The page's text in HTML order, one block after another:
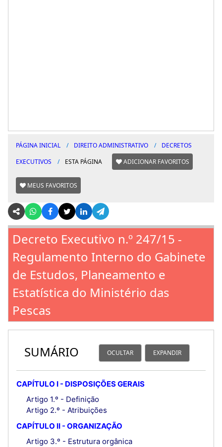
PÁGINA INICIAL DIREITO ADMINISTRATIVO
DECRETOS
EXECUTIVOS
ESTA PÁGINA ADICIONAR FAVORITOS
MEUS FAVORITOS
Decreto Executivo n.º 247/15 -
Regulamento Interno do Gabinete
de Estudos, Planeamento e
Estatística do Ministério das
Pescas
SUMÁRIO OCULTAR EXPANDIR
CAPÍTULO I - DISPOSIÇÕES GERAIS
Artigo 1.º - Definição
Artigo 2.º - Atribuições
CAPÍTULO II - ORGANIZAÇÃO
Artigo 3.º - Estrutura orgânica